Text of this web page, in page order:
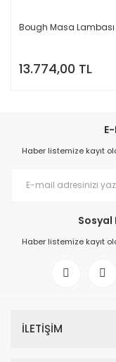
Bough Masa Lambası
13.774,00 TL
Haber listemize kayıt
Sosyal
Haber listemize kayıt
İLETİŞİM